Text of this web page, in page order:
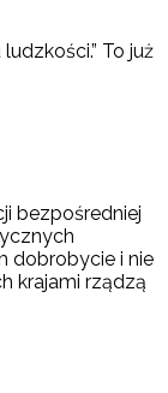
To już
bezpośredniej
dobrobycie i nie
krajami rządzą